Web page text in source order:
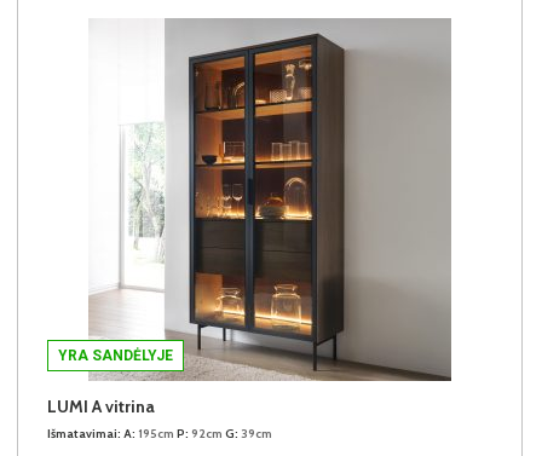
YRA SANDĖLYJE
LUMI A vitrina
Išmatavimai: A: 195cm P: 92cm G: 39cm